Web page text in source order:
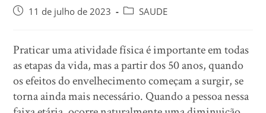
11 de julho de 2023 SAUDE
Praticar uma atividade física é importante em todas
as etapas da vida, mas a partir dos 50 anos, quando
os efeitos do envelhecimento começam a surgir, se
torna ainda mais necessário. Quando a pessoa nessa